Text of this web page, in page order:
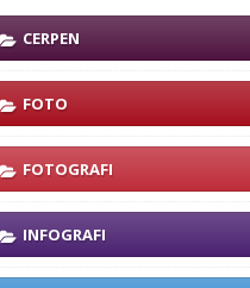
CERPEN
FOTO
FOTOGRAFI
INFOGRAFI